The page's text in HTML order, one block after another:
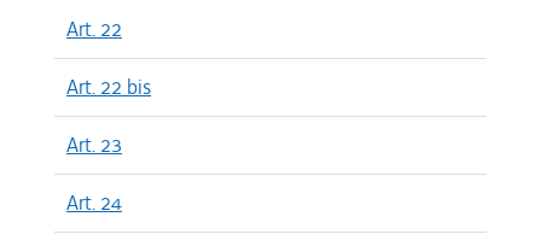
Art. 22
Art. 22 bis
Art. 23
Art. 24